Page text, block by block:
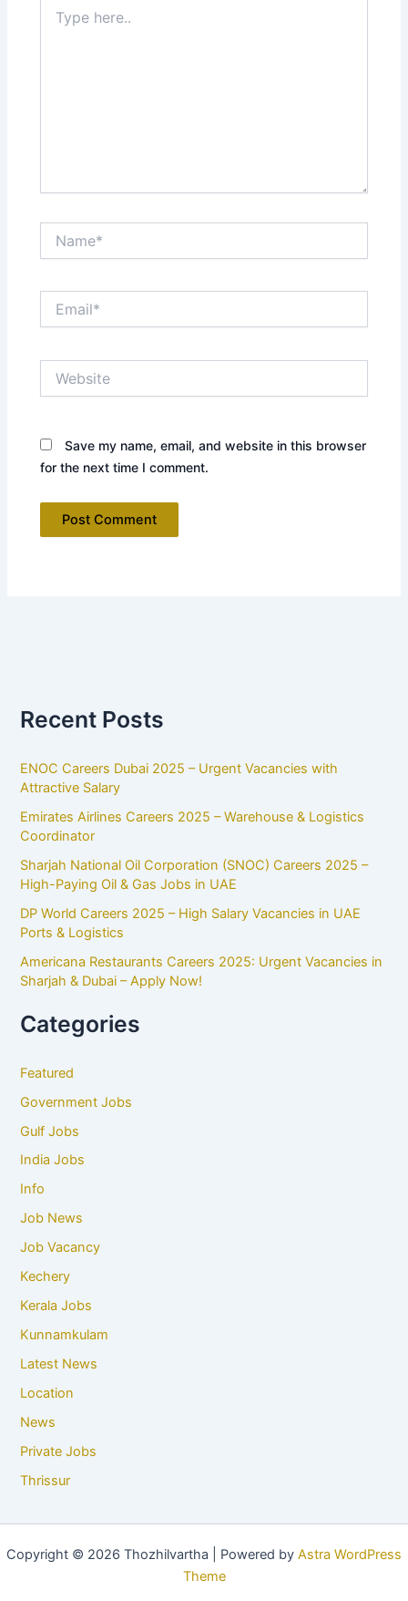
here..
Save my name, email, and website in this browser
for the next time I comment.
Recent Posts
ENOC Careers Dubai 2025 – Urgent Vacancies with
Attractive Salary
Emirates Airlines Careers 2025 – Warehouse & Logistics
Coordinator
Sharjah National Oil Corporation (SNOC) Careers 2025 –
High-Paying Oil & Gas Jobs in UAE
DP World Careers 2025 – High Salary Vacancies in UAE
Ports & Logistics
Americana Restaurants Careers 2025: Urgent Vacancies in
Sharjah & Dubai – Apply Now!
Categories
Featured
Government Jobs
Gulf Jobs
India Jobs
Info
Job News
Job Vacancy
Kechery
Kerala Jobs
Kunnamkulam
Latest News
Location
News
Private Jobs
Thrissur
Copyright © 2026 Thozhilvartha | Powered by Astra WordPress
Theme